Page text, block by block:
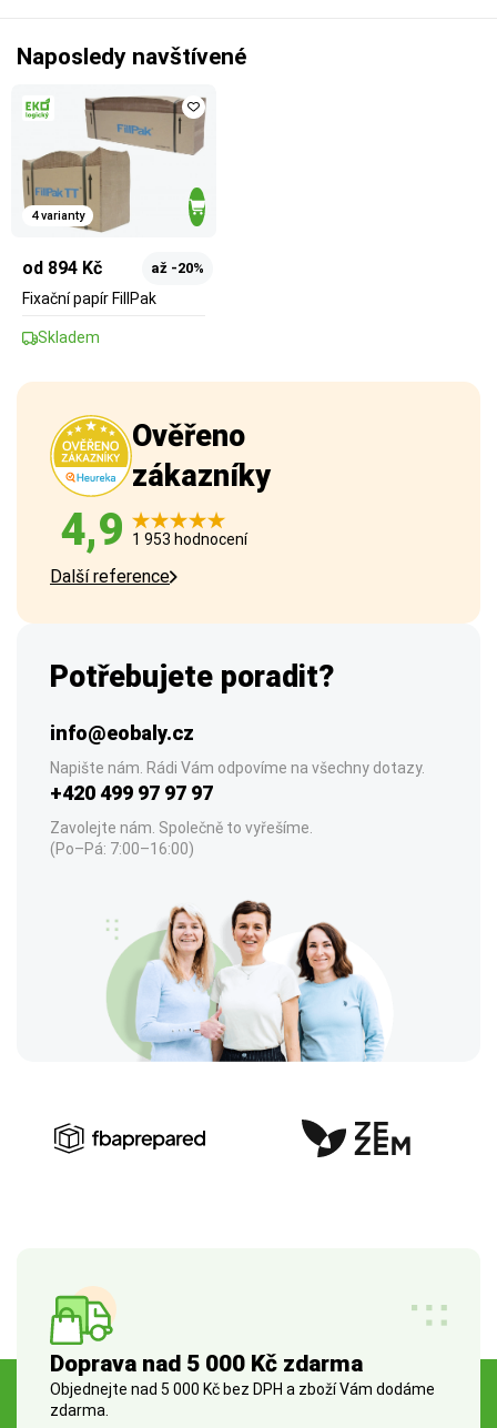
Naposledy navštívené
4 varianty
od 894 Kč až -20%
Fixační papír FillPak
Skladem
Ověřeno
zákazníky
4,9 1 953 hodnocení
Další reference
Potřebujete poradit?
info@eobaly.cz
Napište nám. Rádi Vám odpovíme na všechny dotazy.
+420 499 97 97 97
Zavolejte nám. Společně to vyřešíme.
(Po–Pá: 7:00–16:00)
Doprava nad 5 000 Kč zdarma
Objednejte nad 5 000 Kč bez DPH a zboží Vám dodáme
zdarma.